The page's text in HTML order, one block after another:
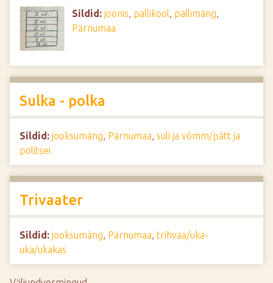
Sildid: joonis, pallikool, pallimäng,
Pärnumaa
Sulka - polka
Sildid: jooksumäng, Pärnumaa, suli ja võmm/pätt ja
politsei
Trivaater
Sildid: jooksumäng, Pärnumaa, trihvaa/uka-
uka/ukakas